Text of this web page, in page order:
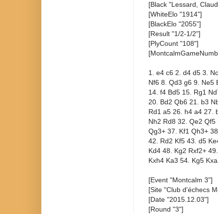
[Black "Lessard,
[WhiteElo "1914"]
[BlackElo "2055"]
[Result "1/2-1/2"]
[PlyCount "108"]
1. e4 c6 2. d4 d5 3.
Nf6 8. Qd3 g6 9. Ne5
14. f4 Bd5 15. Rg1
20. Bd2 Qb6 21. b3
Rd1 a5 26. h4 a4 27.
Nh2 Rd8 32. Qe2
Qg3+ 37. Kf1 Qh3+
42. Rd2 Kf5 43. d5
Kd4 48. Kg2 Rxf2+
Kxh4 Ka3 54. Kg5
[Event "Montcalm 3"]
[Site "Club d'échecs
[Date "2015.12.03"]
[Round "3"]